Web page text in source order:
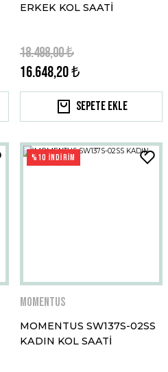
ERKEK KOL SAATİ
16.648,20 ₺
18.498,00 ₺
Sepete Ekle
%10 İNDİRİM
Momentus
MOMENTUS SW137S-02SS
KADIN KOL SAATİ